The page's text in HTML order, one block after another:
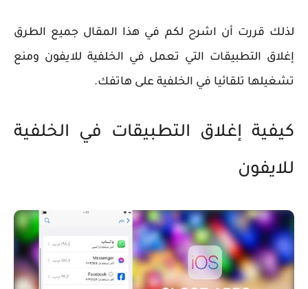
لذلك قررت أن اشرح لكم في هذا المقال جميع الطرق
إغلاق التطبيقات التي تعمل في الخلفية للايفون ومنع
تشغيلها تلقائيا في الخلفية على هاتفك.
كيفية إغلاق التطبيقات في الخلفية
للايفون